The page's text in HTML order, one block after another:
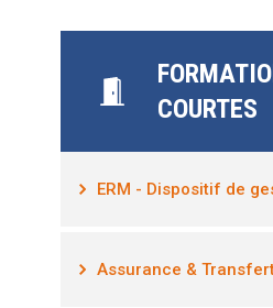
COURTES
ERM - Dispositif de
Assurance &